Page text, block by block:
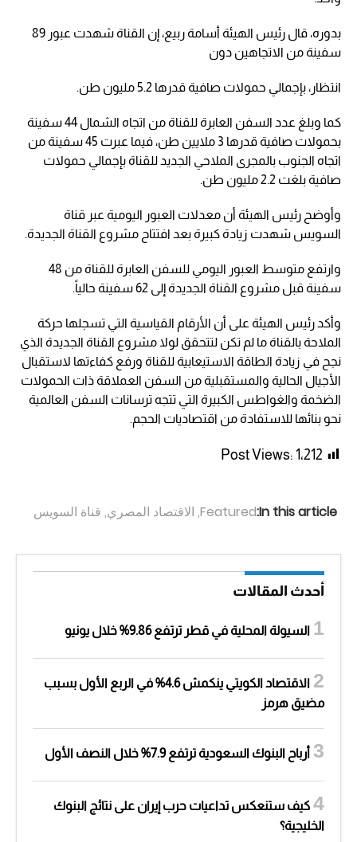
بدوره، قال رئيس الهيئة أسامة ربيع، إن القناة شهدت عبور 89
سفينة من الاتجاهين دون
انتظار، بإجمالي حمولات صافية قدرها 5.2 مليون طن.
كما وبلغ عدد السفن العابرة للقناة من اتجاه الشمال 44 سفينة
بحمولات صافية قدرها 3 ملايين طن، فيما عبرت 45 سفينة من
اتجاه الجنوب بالمجرى الملاحي الجديد للقناة بإجمالي حمولات
صافية بلغت 2.2 مليون طن.
وأوضح رئيس الهيئة أن معدلات العبور اليومية عبر قناة
السويس شهدت زيادة كبيرة بعد افتتاح مشروع القناة الجديدة.
وارتفع متوسط العبور اليومي للسفن العابرة للقناة من 48
سفينة قبل مشروع القناة الجديدة إلى 62 سفينة حالياً.
وأكد رئيس الهيئة على أن الأرقام القياسية التي تسجلها حركة
الملاحة بالقناة ما لم تكن لتتحقق لولا مشروع القناة الجديدة الذي
نجح في زيادة الطاقة الاستيعابية للقناة ورفع كفاءتها لاستقبال
الأجيال الحالية والمستقبلية من السفن العملاقة ذات الحمولات
الضخمة والغواطس الكبيرة التي تتجه ترسانات السفن العالمية
نحو بنائها للاستفادة من اقتصاديات الحجم.
Post Views: 1٬212
In this article:
Featured
, الاقتصاد المصري, قناة السويس
أحدث المقالات
السيولة المحلية في قطر ترتفع 9.86% خلال يونيو
الاقتصاد الكويتي ينكمش 4.6% في الربع الأول بسبب
مضيق هرمز
أرباح البنوك السعودية ترتفع 7.9% خلال النصف الأول
كيف ستنعكس تداعيات حرب إيران على نتائج البنوك
الخليجية؟